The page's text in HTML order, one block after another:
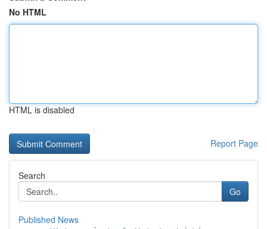
No HTML
HTML is disabled
Report Page
Search
Go
Published News